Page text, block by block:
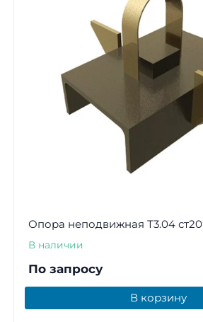
Опора неподвижная Т3.04 ст20
В наличии
По запросу
В корзину